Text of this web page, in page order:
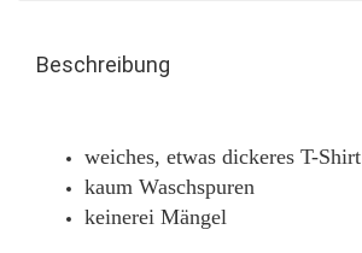
Beschreibung
weiches, etwas dickeres T-Shirt
kaum Waschspuren
keinerei Mängel